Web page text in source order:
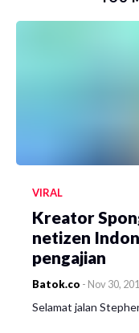
VIRAL
Kreator
netizen
pengajian
Batok.co - Nov 30,
Selamat jalan